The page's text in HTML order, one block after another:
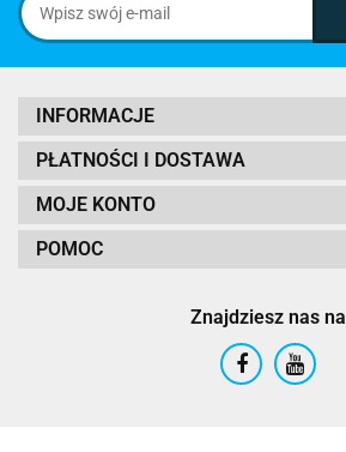
INFORMACJE
PŁATNOŚCI I DOSTAWA
MOJE KONTO
POMOC
Znajdziesz nas na